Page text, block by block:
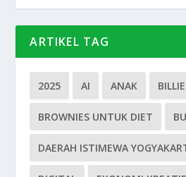
ARTIKEL TAG
2025 AI ANAK
BROWNIES UNTUK DIET
DAERAH ISTIMEWA